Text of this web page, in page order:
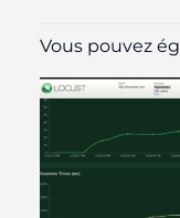
Vous pouvez